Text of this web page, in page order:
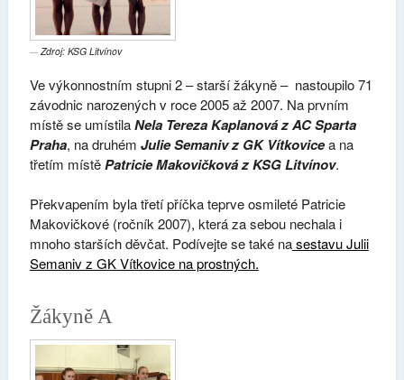
Zdroj: KSG Litvínov
Ve výkonnostním stupni 2 – starší žákyně – nastoupilo 71
závodnic narozených v roce 2005 až 2007. Na prvním
místě se umístilaNela Tereza Kaplanová z AC Sparta
Praha, na druhém Julie Semaniv z GK Vítkovicea na
třetím místěPatricie Makovičková z KSG Litvínov.
Překvapením byla třetí příčka teprve osmileté Patricie
Makovičkové (ročník 2007), která za sebou nechala i
mnoho starších děvčat. Podívejte se také nasestavu Julii
Semaniv z GK Vítkovice na prostných.
Žákyně A